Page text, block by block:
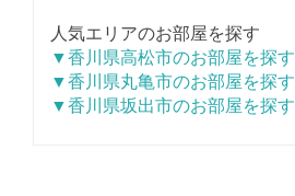
人気エリアのお部屋を探す
▼香川県高松市のお部屋を探す
▼香川県丸亀市のお部屋を探す
▼香川県坂出市のお部屋を探す